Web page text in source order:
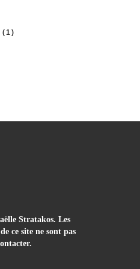
(1)
Stratakos. Les
ce site ne sont pas